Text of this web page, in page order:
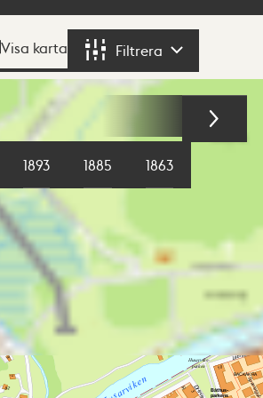
Visa karta Filtrera
1893 1885 1863